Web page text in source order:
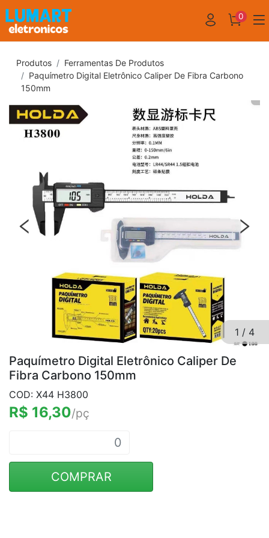
0
Produtos
Ferramentas De Produtos
Paquímetro Digital Eletrônico Caliper De Fibra Carbono
150mm
1 / 4
Paquímetro Digital Eletrônico Caliper De
Fibra Carbono 150mm
COD: X44 H3800
R$ 16,30/pç
COMPRAR